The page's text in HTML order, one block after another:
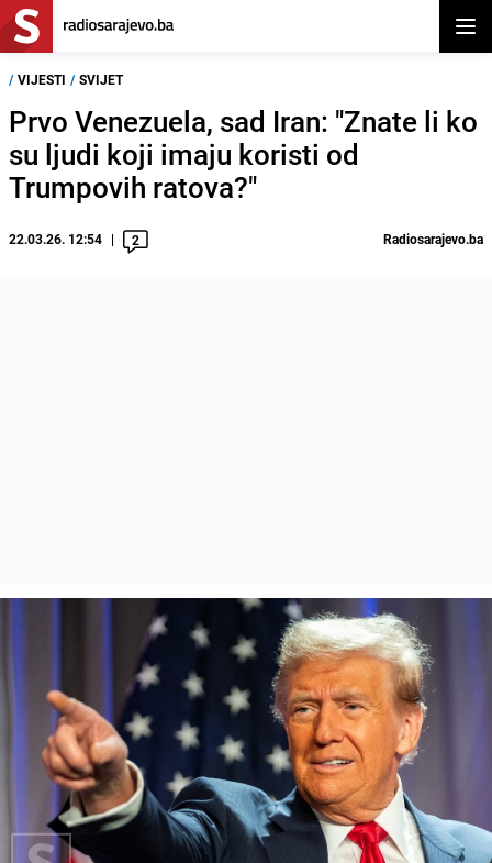
/ VIJESTI / SVIJET
​​Prvo Venezuela, sad Iran: "Znate li ko
su ljudi koji imaju koristi od
Trumpovih ratova?"
22.03.26. 12:54 2 Radiosarajevo.ba